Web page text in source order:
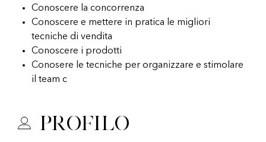
Conoscere la concorrenza
Conoscere e mettere in pratica le migliori
tecniche di vendita
Conoscere i prodotti
Conosere le tecniche per organizzare e stimolare
il team c
Profilo